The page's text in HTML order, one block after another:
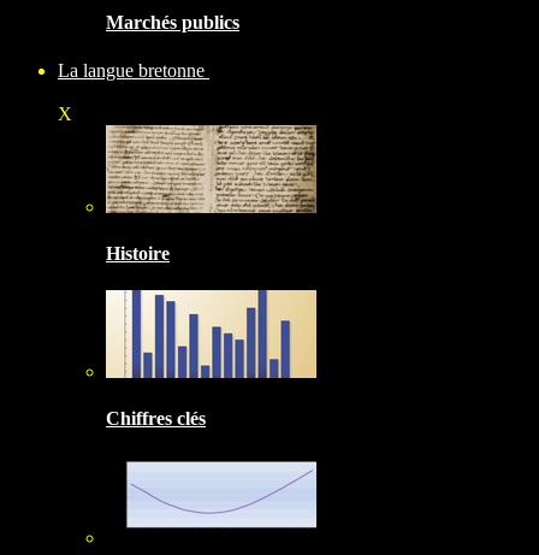
Marchés publics
La langue bretonne
X
Histoire
Chiffres clés